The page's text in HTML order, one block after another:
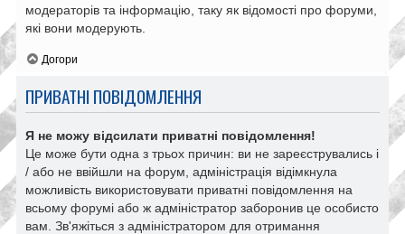
модераторів та інформацію, таку як відомості про форуми,
які вони модерують.
Догори
ПРИВАТНІ ПОВІДОМЛЕННЯ
Я не можу відсилати приватні повідомлення!
Це може бути одна з трьох причин: ви не зареєструвались і
/ або не ввійшли на форум, адміністрація відімкнула
можливість використовувати приватні повідомлення на
всьому форумі або ж адміністратор заборонив це особисто
вам. Зв'яжіться з адміністратором для отримання